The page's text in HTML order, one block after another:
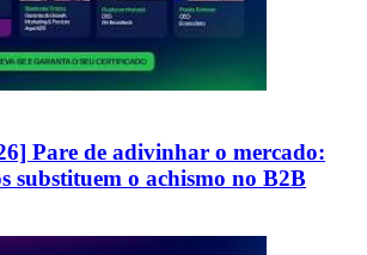
Pare de adivinhar o mercado:
substituem o achismo no B2B